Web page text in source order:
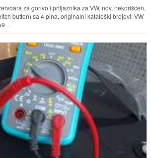
za gorivo i prtljažnika za VW, nov, nekorišćen,
button) sa 4 pina, originalni kataloški brojevi: VW
...